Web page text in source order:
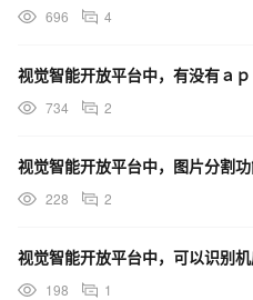
696 4
734 2
228 2
198 1